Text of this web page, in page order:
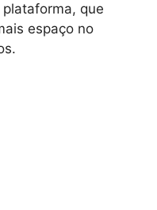
que
espaço no